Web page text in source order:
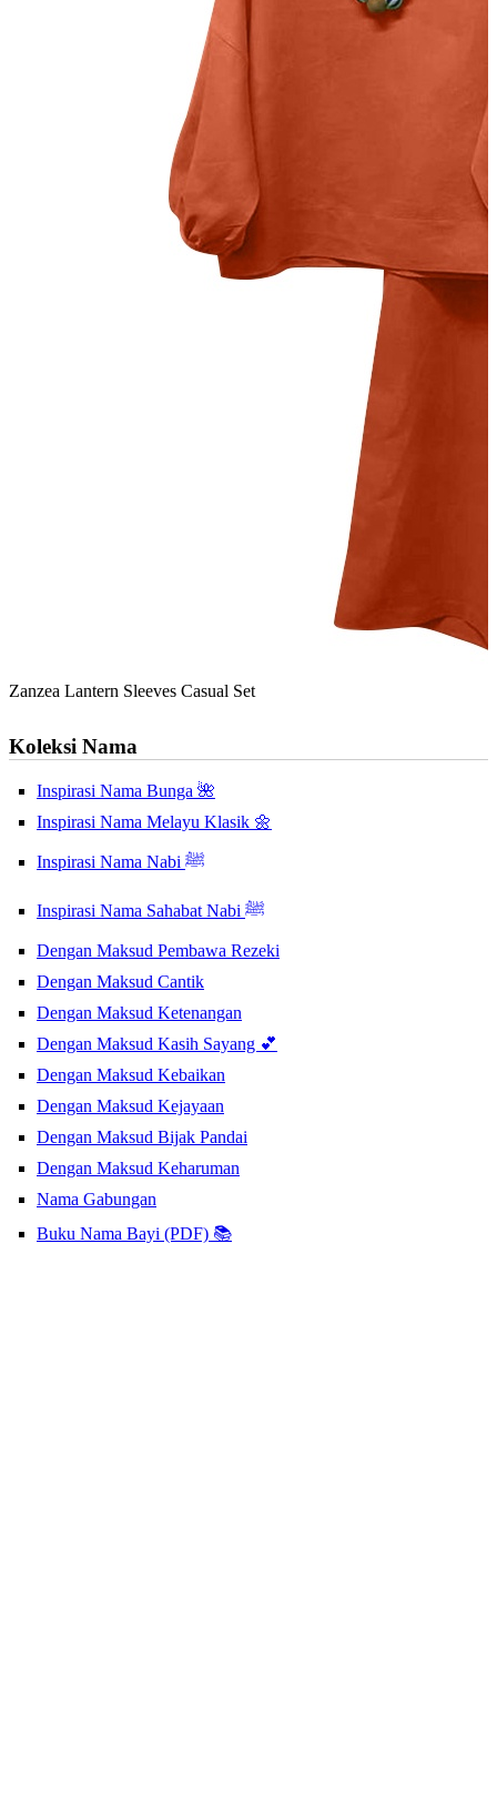
Zanzea Lantern Sleeves Casual Set
Koleksi Nama
Inspirasi Nama Bunga 🌺
Inspirasi Nama Melayu Klasik 🌼
Inspirasi Nama Nabi ﷺ
Inspirasi Nama Sahabat Nabi ﷺ
Dengan Maksud Pembawa Rezeki
Dengan Maksud Cantik
Dengan Maksud Ketenangan
Dengan Maksud Kasih Sayang 💕
Dengan Maksud Kebaikan
Dengan Maksud Kejayaan
Dengan Maksud Bijak Pandai
Dengan Maksud Keharuman
Nama Gabungan
Buku Nama Bayi (PDF) 📚